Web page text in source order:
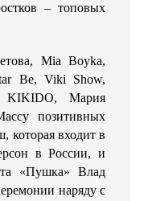
– топовых
Mia Boyka,
Be, Viki Show,
KIKIDO, Мария
позитивных
которая входит в
в России, и
«Пушка» Влад
наряду с